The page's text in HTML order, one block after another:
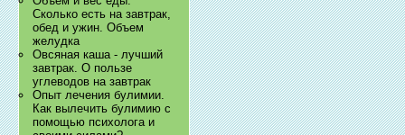
Сколько есть на завтрак,
обед и ужин. Объем
желудка
Овсяная каша - лучший
завтрак. О пользе
углеводов на завтрак
Опыт лечения булимии.
Как вылечить булимию с
помощью психолога и